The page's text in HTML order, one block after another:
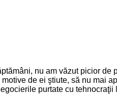
nu am văzut picior
de ei ştiute, să nu mai
purtate cu